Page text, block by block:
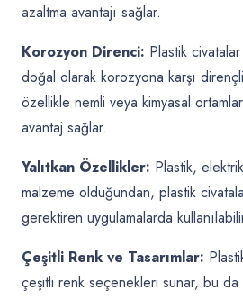
azaltma avantajı sağlar.
Korozyon Direnci: Plastik
doğal olarak korozyona karşı
özellikle nemli veya kimyasal
avantaj sağlar.
Yalıtkan Özellikler: Plastik,
malzeme olduğundan, plastik
gerektiren uygulamalarda
Çeşitli Renk ve Tasarımlar:
çeşitli renk seçenekleri sunar, bu da